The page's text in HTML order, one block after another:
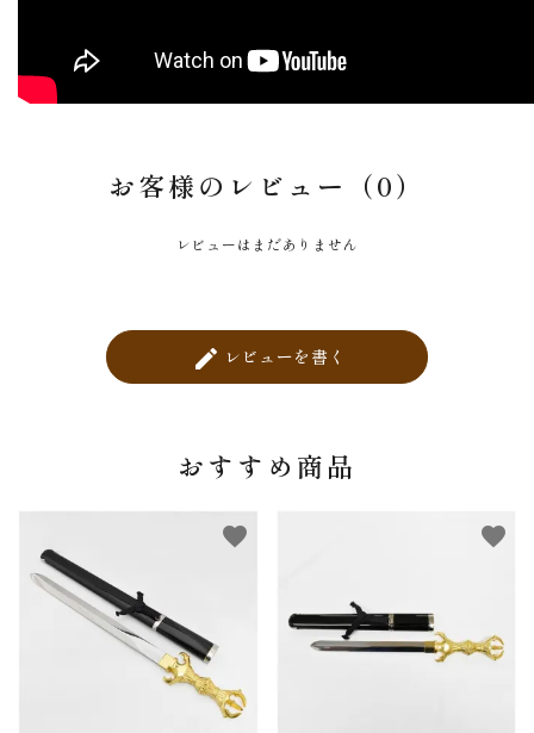
お客様のレビュー（0）
レビューはまだありません
create レビューを書く
おすすめ商品
favorite favorite